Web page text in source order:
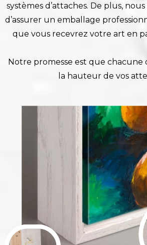
systèmes d’attaches. De plus,
d’assurer un emballage
que vous recevrez votre art en
Notre promesse est que chacune
la hauteur de vos